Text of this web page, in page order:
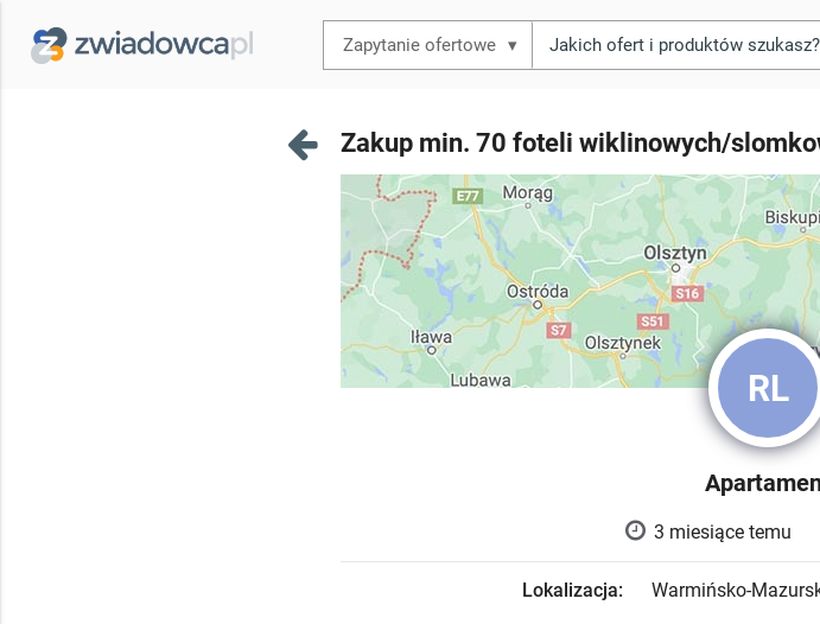
▾
Zakup min. 70 foteli wiklinowych/
RL
3 miesiące temu
Lokalizacja: Warmińsko-